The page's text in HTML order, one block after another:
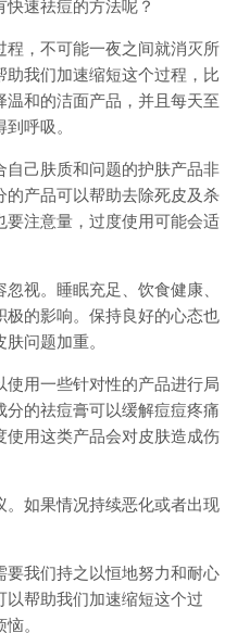
速祛痘的方法呢？
，不可能一夜之间就消灭所
我们加速缩短这个过程，比
和的洁面产品，并且每天至
呼吸。
己肤质和问题的护肤产品非
产品可以帮助去除死皮及杀
注意量，过度使用可能会适
视。睡眠充足、饮食健康、
的影响。保持良好的心态也
问题加重。
用一些针对性的产品进行局
的祛痘膏可以缓解痘痘疼痛
使用这类产品会对皮肤造成伤
。如果情况持续恶化或者出现
我们持之以恒地努力和耐心
帮助我们加速缩短这个过
。